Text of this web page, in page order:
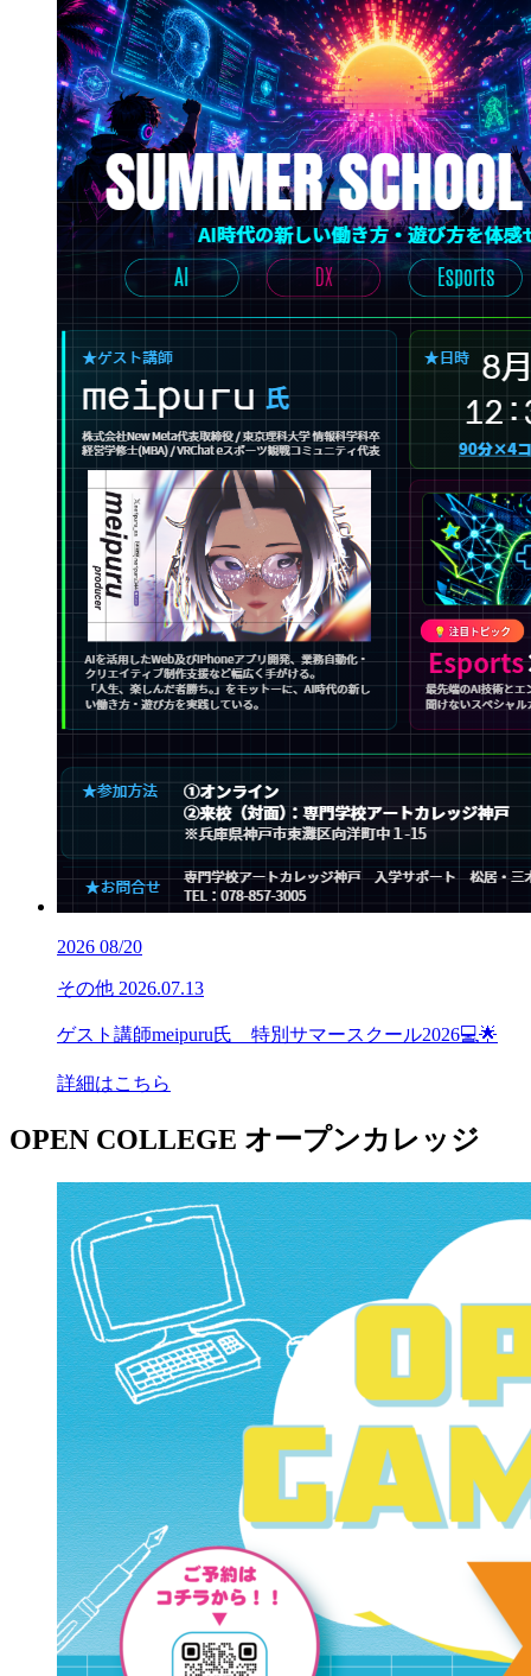
2026 08/20
その他 2026.07.13
ゲスト講師meipuru氏 特別サマースクール2026💻🌟
詳細はこちら
OPEN COLLEGE オープンカレッジ